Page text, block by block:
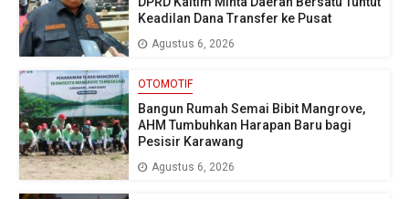
Keadilan Dana Transfer ke Pusat
Agustus 6, 2026
OTOMOTIF
Bangun Rumah Semai Bibit Mangrove,
AHM Tumbuhkan Harapan Baru bagi
Pesisir Karawang
Agustus 6, 2026